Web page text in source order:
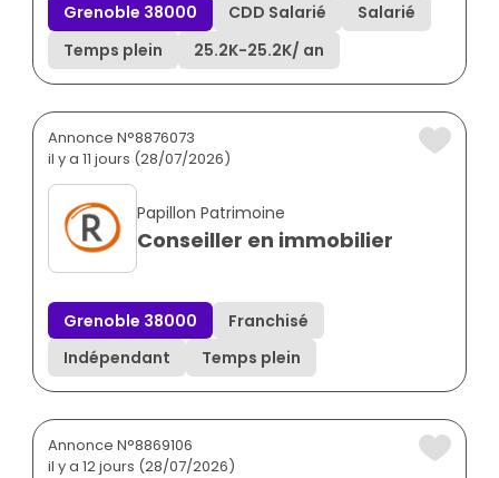
Grenoble 38000 CDD Salarié
Salarié
Temps plein
25.2K-25.2K/ an
Annonce N°8876073
il y a 11 jours (28/07/2026)
Papillon Patrimoine
Conseiller en immobilier
Grenoble 38000
Franchisé
Indépendant
Temps plein
Annonce N°8869106
il y a 12 jours (28/07/2026)